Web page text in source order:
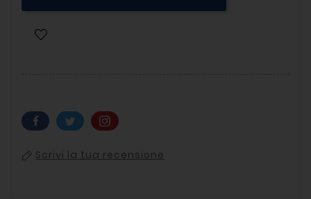
Scrivi la tua recensione